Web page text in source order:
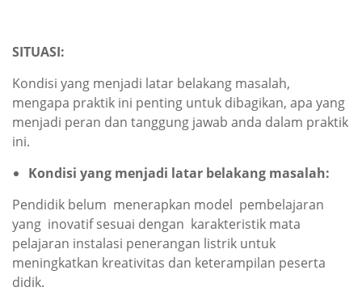
SITUASI:
Kondisi yang menjadi latar belakang masalah,
mengapa praktik ini penting untuk dibagikan, apa yang
menjadi peran dan tanggung jawab anda dalam praktik
ini.
Kondisi yang menjadi latar belakang masalah:
Pendidik belum menerapkan model pembelajaran
yang inovatif sesuai dengan karakteristik mata
pelajaran instalasi penerangan listrik untuk
meningkatkan kreativitas dan keterampilan peserta
didik.